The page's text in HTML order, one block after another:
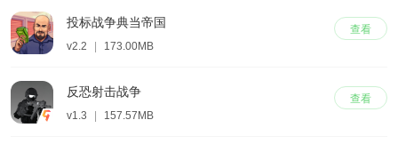
查看
投标战争典当帝国
v2.2 173.00MB
查看
反恐射击战争
v1.3 157.57MB